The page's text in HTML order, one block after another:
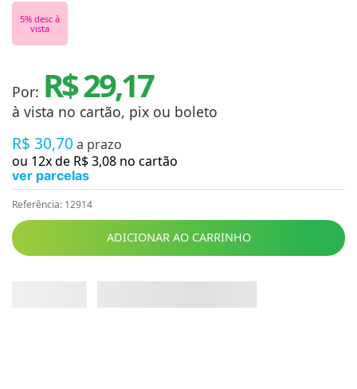
5% desc à
vista
Por: R$ 29,17
à vista no cartão, pix ou boleto
R$ 30,70 a prazo
ou 12x de R$3,08 no cartão
ver parcelas
Referência: 12914
ADICIONAR AO CARRINHO